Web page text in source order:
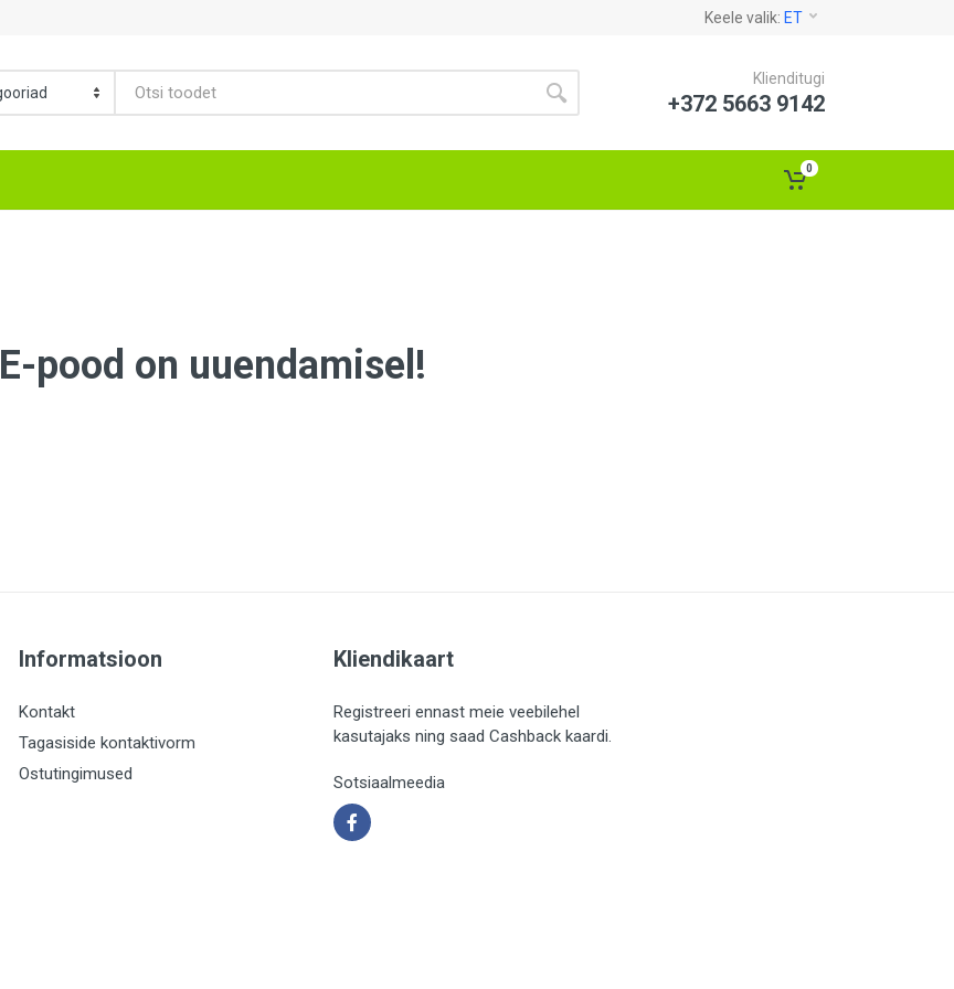
Keele valik: ET
Klienditugi
+372 5663 9142
0
E-pood on uuendamisel!
Informatsioon
Kontakt
Tagasiside kontaktivorm
Ostutingimused
Kliendikaart
Registreeri ennast meie veebilehel
kasutajaks ning saad Cashback kaardi.
Sotsiaalmeedia